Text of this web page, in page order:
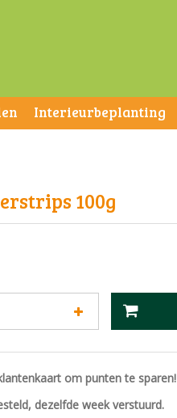
Interieurbeplanting
100g
om punten te sparen!
dezelfde week verstuurd.